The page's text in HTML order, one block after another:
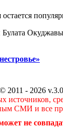
Булата
2011 - 2026 v.3.0
источников,
СМИ и все
не